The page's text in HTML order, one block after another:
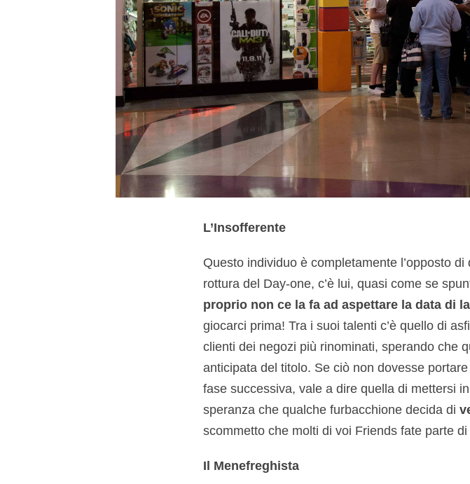
L’Insofferente
Questo individuo è completamente l’opposto
rottura del Day-one, c’è lui, quasi come se
proprio non ce la fa ad aspettare la data di
giocarci prima! Tra i suoi talenti c’è quello di
clienti dei negozi più rinominati, sperando che
anticipata del titolo. Se ciò non dovesse
fase successiva, vale a dire quella di mettersi
speranza che qualche furbacchione decida di
scommetto che molti di voi Friends fate parte
Il Menefreghista